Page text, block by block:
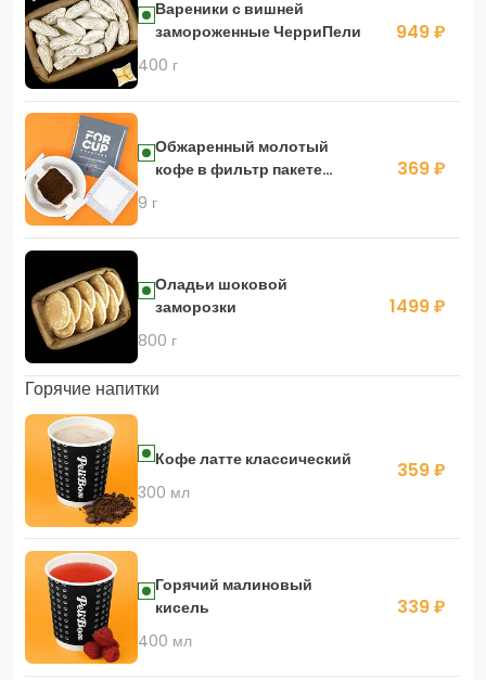
Вареники с вишней
замороженные ЧерриПели
400 г
949 ₽
Обжаренный молотый
кофе в фильтр пакете
9 г
369 ₽
Оладьи шоковой
заморозки
800 г
1499 ₽
Горячие напитки
Кофе латте классический
300 мл
359 ₽
Горячий малиновый
кисель
400 мл
339 ₽